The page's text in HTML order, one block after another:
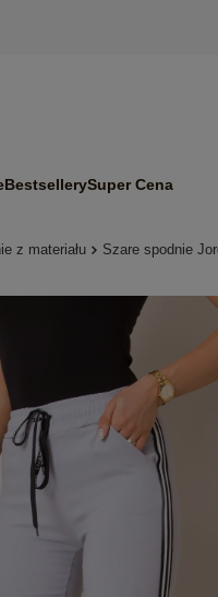
BestsellerySuper Cena
z materiału Szare spodnie